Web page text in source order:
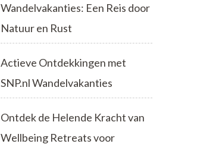
Wandelvakanties: Een Reis door
Natuur en Rust
Actieve Ontdekkingen met
SNP.nl Wandelvakanties
Ontdek de Helende Kracht van
Wellbeing Retreats voor